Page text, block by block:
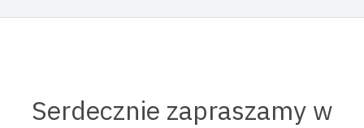
Serdecznie zapraszamy w